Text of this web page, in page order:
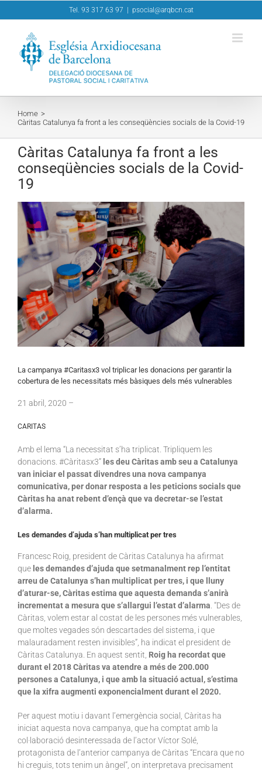
to
Tel. 93 317 63 97 psocial@arqbcn.cat
Home
Càritas Catalunya fa front a les conseqüències socials de la Covid-19
Càritas Catalunya fa front a les
conseqüències socials de la Covid-
19
View
Larger
Image
La campanya #Caritasx3 vol triplicar les donacions per garantir la
cobertura de les necessitats més bàsiques dels més vulnerables
21 abril , 2020 –
CARITAS
Amb el lema “La necessitat s’ha triplicat. Tripliquem les
donacions. #Càritasx3” les deu Càritas amb seu a Catalunya
van iniciar el passat divendres una nova campanya
comunicativa, per donar resposta a les peticions socials que
Càritas ha anat rebent d’ençà que va decretar-se l’estat
d’alarma.
Les demandes d’ajuda s’han multiplicat per tres
Francesc Roig, president de Càritas Catalunya ha afirmat
que les demandes d’ajuda que setmanalment rep l’entitat
arreu de Catalunya s’han multiplicat per tres, i que lluny
d’aturar-se, Càritas estima que aquesta demanda s’anirà
incrementat a mesura que s’allargui l’estat d’alarma . “Des de
Càritas, volem estar al costat de les persones més vulnerables,
que moltes vegades són descartades del sistema, i que
malauradament resten invisibles”, ha indicat el president de
Càritas Catalunya. En aquest sentit, Roig ha recordat que
durant el 2018 Càritas va atendre a més de 200.000
persones a Catalunya, i que amb la situació actual, s’estima
que la xifra augmenti exponencialment durant el 2020.
Per aquest motiu i davant l’emergència social, Càritas ha
iniciat aquesta nova campanya, que ha comptat amb la
col·laboració desinteressada de l’actor Víctor Solé,
protagonista de l’anterior campanya de Càritas “Encara que no
hi creguis, tots tenim un àngel”, on interpretava precisament